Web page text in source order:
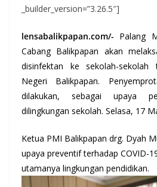
_builder_version=”3.26.5″]
lensabalikpapan.com/- Palang
Cabang Balikpapan akan
disinfektan ke sekolah-
Negeri Balikpapan.
dilakukan, sebagai upaya
dilingkungan sekolah. Selasa, 17
Ketua PMI Balikpapan drg. Dyah
upaya preventif terhadap COVID-
utamanya lingkungan pendidikan.